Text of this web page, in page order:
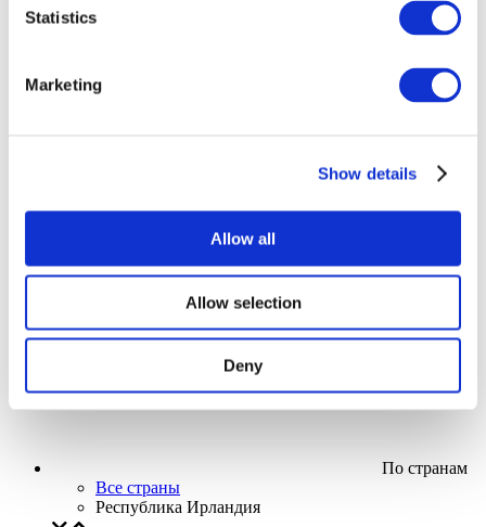
Statistics
Marketing
Show details
Allow all
Allow selection
Deny
Творческий вечер
Наше спецпредложение
Применить
По странам
Все страны
Республика Ирландия